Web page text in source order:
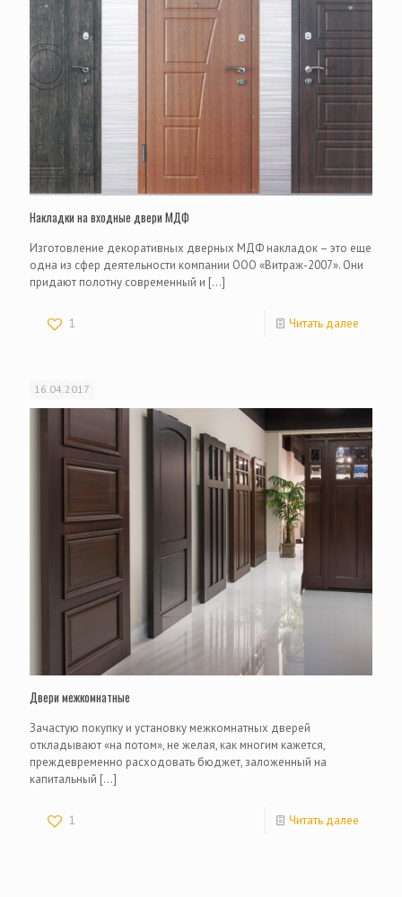
Накладки на входные двери МДФ
Изготовление декоративных дверных МДФ накладок – это еще
одна из сфер деятельности компании ООО «Витраж-2007». Они
придают полотну современный и […]
1 Читать далее
16.04.2017
Двери межкомнатные
Зачастую покупку и установку межкомнатных дверей
откладывают «на потом», не желая, как многим кажется,
преждевременно расходовать бюджет, заложенный на
капитальный […]
1 Читать далее